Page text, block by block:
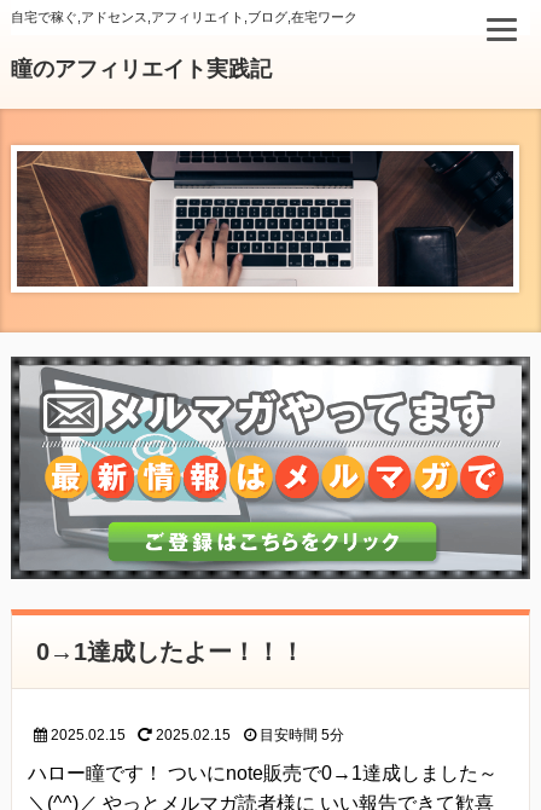
自宅で稼ぐ,アドセンス,アフィリエイト,ブログ,在宅ワーク
瞳のアフィリエイト実践記
0→1達成したよー！！！
2025.02.15 2025.02.15 目安時間 5分
ハロー瞳です！ ついにnote販売で0→1達成しました～
＼(^^)／ やっとメルマガ読者様に いい報告できて歓喜